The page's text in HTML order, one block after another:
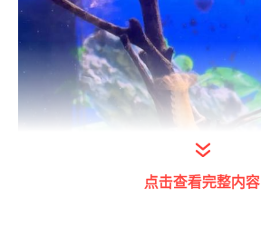
点击查看完整内容